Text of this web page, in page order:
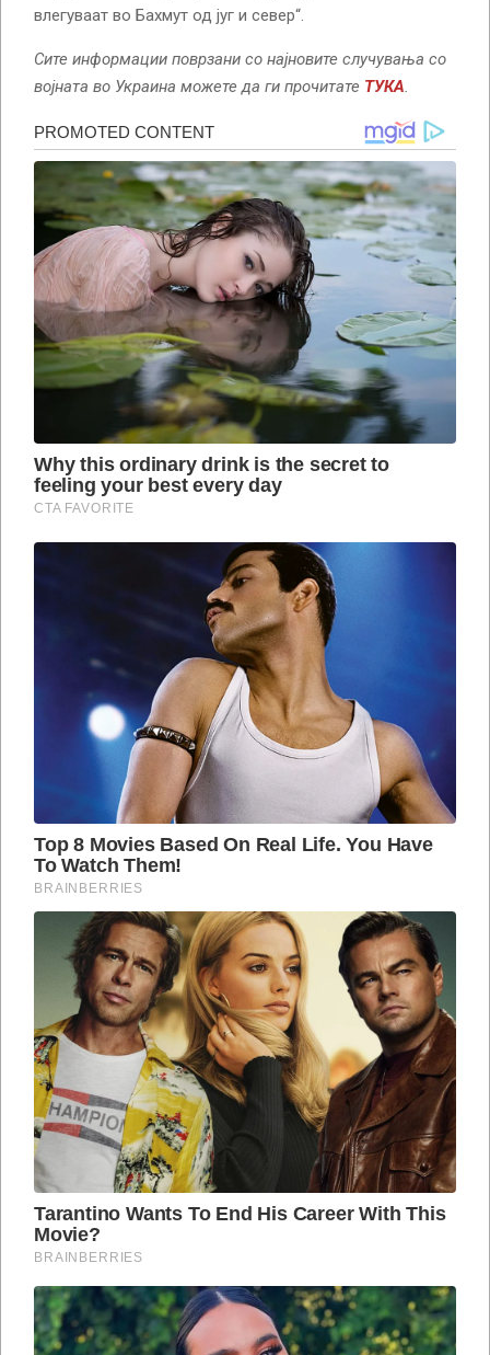
влегуваат во Бахмут од југ и север“.
Сите информации поврзани со најновите случувања со
војната во Украина можете да ги прочитате ТУКА.